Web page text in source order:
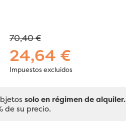
70,40 €
24,64 €
Impuestos excluidos
solo en régimen de alquiler.
de su precio.